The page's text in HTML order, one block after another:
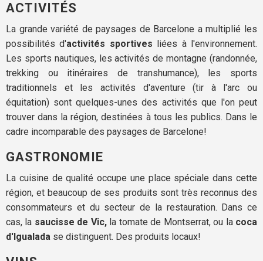
ACTIVITÉS
La grande variété de paysages de Barcelone a multiplié les
possibilités d'activités sportives liées à l'environnement.
Les sports nautiques, les activités de montagne (randonnée,
trekking ou itinéraires de transhumance), les sports
traditionnels et les activités d'aventure (tir à l'arc ou
équitation) sont quelques-unes des activités que l'on peut
trouver dans la région, destinées à tous les publics. Dans le
cadre incomparable des paysages de Barcelone!
GASTRONOMIE
La cuisine de qualité occupe une place spéciale dans cette
région, et beaucoup de ses produits sont très reconnus des
consommateurs et du secteur de la restauration. Dans ce
cas, la saucisse de Vic,la tomate de Montserrat, ou la coca
d'Igualada se distinguent. Des produits locaux!